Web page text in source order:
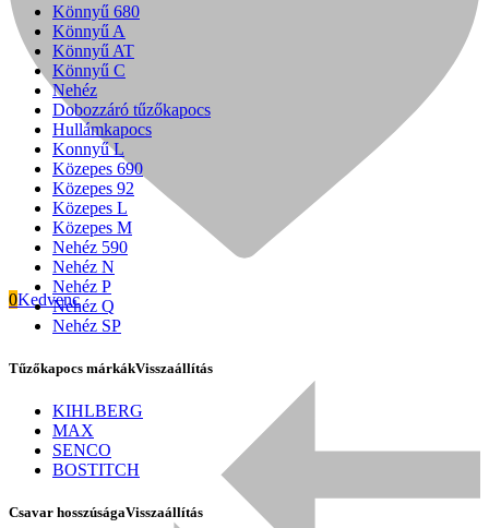
Signode
0Kedvenc
Könnyű 680
Könnyű A
Könnyű AT
Könnyű C
Nehéz
Dobozzáró tűzőkapocs
Hullámkapocs
Konnyű L
Közepes 690
Közepes 92
Közepes L
Közepes M
Nehéz 590
Nehéz N
Nehéz P
Nehéz Q
Nehéz SP
Tűzőkapocs márkákVisszaállítás
KIHLBERG
MAX
SENCO
BOSTITCH
Csavar hosszúságaVisszaállítás